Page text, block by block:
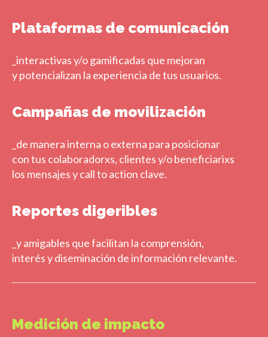
Plataformas de comunicación
_interactivas y/o gamificadas que mejoran
y potencializan la experiencia de tus usuarios.
Campañas de movilización
_de manera interna o externa para posicionar
con tus colaboradorxs, clientes y/o beneficiarixs
los mensajes y call to action clave.
Reportes digeribles
_y amigables que facilitan la comprensión,
interés y diseminación de información relevante.
Medición de impacto